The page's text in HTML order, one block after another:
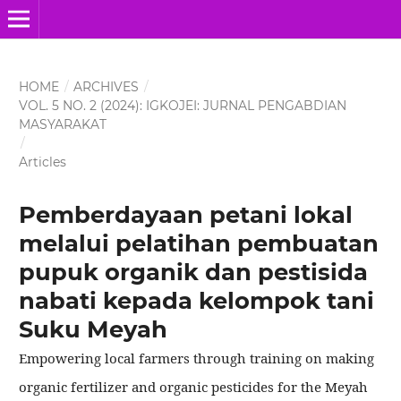
HOME / ARCHIVES /
VOL. 5 NO. 2 (2024): IGKOJEI: JURNAL PENGABDIAN
MASYARAKAT
/
Articles
Pemberdayaan petani lokal
melalui pelatihan pembuatan
pupuk organik dan pestisida
nabati kepada kelompok tani
Suku Meyah
Empowering local farmers through training on making
organic fertilizer and organic pesticides for the Meyah